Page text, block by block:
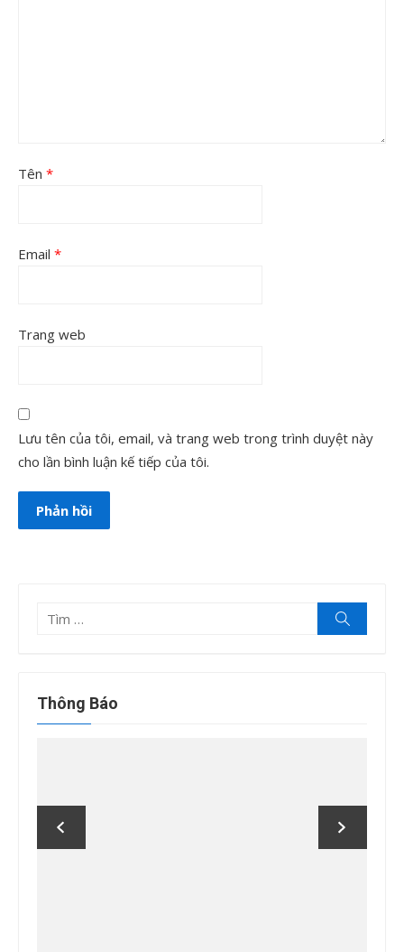
Tên *
Email *
Trang web
Lưu tên của tôi, email, và trang web trong trình duyệt này
cho lần bình luận kế tiếp của tôi.
Tìm
kiếm
Thông Báo